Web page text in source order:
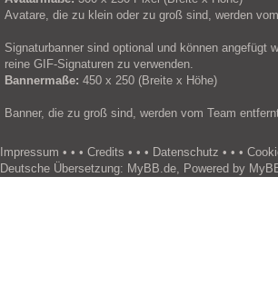
Avatare, die zu klein oder zu groß sind, werden
Signaturbanner sind optional und können
reine GIF-Signaturen zu verwenden.
Bannermaße: 450 x 250 (Breite x Höhe)
Banner, die zu groß sind, werden vom Team
Impressum • • • Credits • • • Datenschutz • • •
Deutsche Übersetzung: MyBB.de, Powered by